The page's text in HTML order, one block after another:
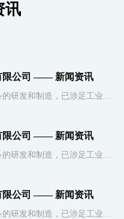
限公司 —— 新闻资讯
研发和制造，已涉足工业变
科研三大领域，主要经营：
备、城轨静调电源、城轨逆
装备测试电源。产品广泛应
备制造厂家。
限公司 —— 新闻资讯
研发和制造，已涉足工业变
科研三大领域，主要经营：
备、城轨静调电源、城轨逆
装备测试电源。产品广泛应
限公司 —— 新闻资讯
研发和制造，已涉足工业变
讯